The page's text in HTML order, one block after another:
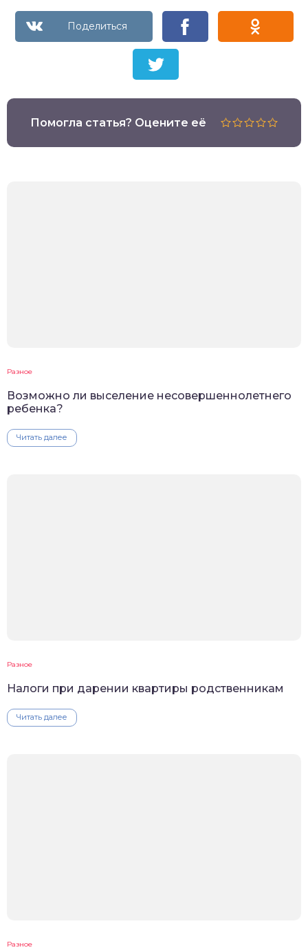
Помогла статья? Оцените её
Разное
Возможно ли выселение несовершеннолетнего
ребенка?
Читать далее
Разное
Налоги при дарении квартиры родственникам
Читать далее
Разное